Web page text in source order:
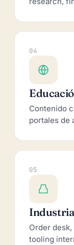
04
Contenido
portales de
05
Order
tooling